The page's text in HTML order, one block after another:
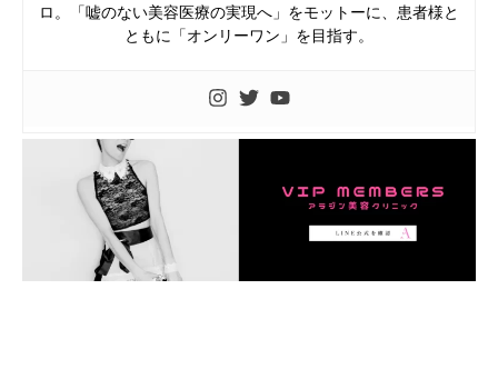
ロ。「嘘のない美容医療の実現へ」をモットーに、患者様と
ともに「オンリーワン」を目指す。